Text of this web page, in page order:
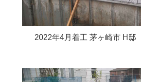
2022年4月着工 茅ヶ崎市 H邸